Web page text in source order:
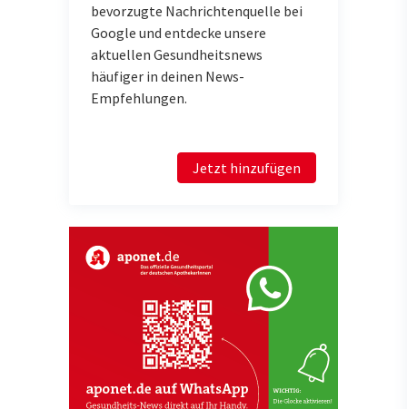
bevorzugte Nachrichtenquelle bei
Google und entdecke unsere
aktuellen Gesundheitsnews
häufiger in deinen News-
Empfehlungen.
Jetzt hinzufügen